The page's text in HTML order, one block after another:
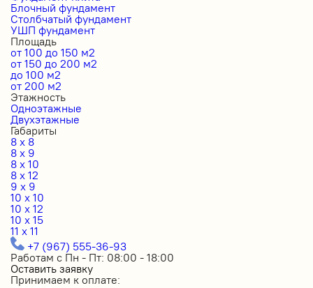
Блочный фундамент
Столбчатый фундамент
УШП фундамент
Площадь
от 100 до 150 м2
от 150 до 200 м2
до 100 м2
от 200 м2
Этажность
Одноэтажные
Двухэтажные
Габариты
8 x 8
8 x 9
8 x 10
8 x 12
9 x 9
10 x 10
10 x 12
10 x 15
11 x 11
+7 (967) 555-36-93
Работам с Пн - Пт: 08:00 - 18:00
Оставить заявку
Принимаем к оплате: